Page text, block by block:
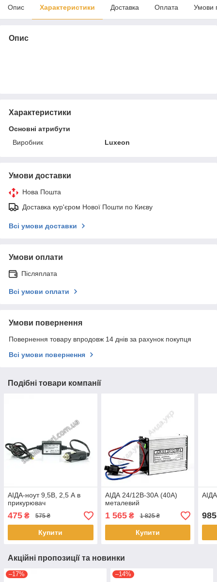
Опис Характеристики Доставка Оплата Умови
Опис
Характеристики
Основні атрибути
Виробник
Luxeon
Умови доставки
Нова Пошта
Доставка кур'єром Нової Пошти по Києву
Всі умови доставки
Умови оплати
Післяплата
Всі умови оплати
Умови повернення
Повернення товару впродовж 14 днів за рахунок покупця
Всі умови повернення
Подібні товари компанії
АІДА-ноут 9,5В, 2,5 А в
прикурювач
475 ₴ 575 ₴
Купити
АІДА 24/12В-30А (40А)
металевий
1 565₴ 1 825 ₴
Купити
985
Акційні пропозиції та новинки
–17% –14%